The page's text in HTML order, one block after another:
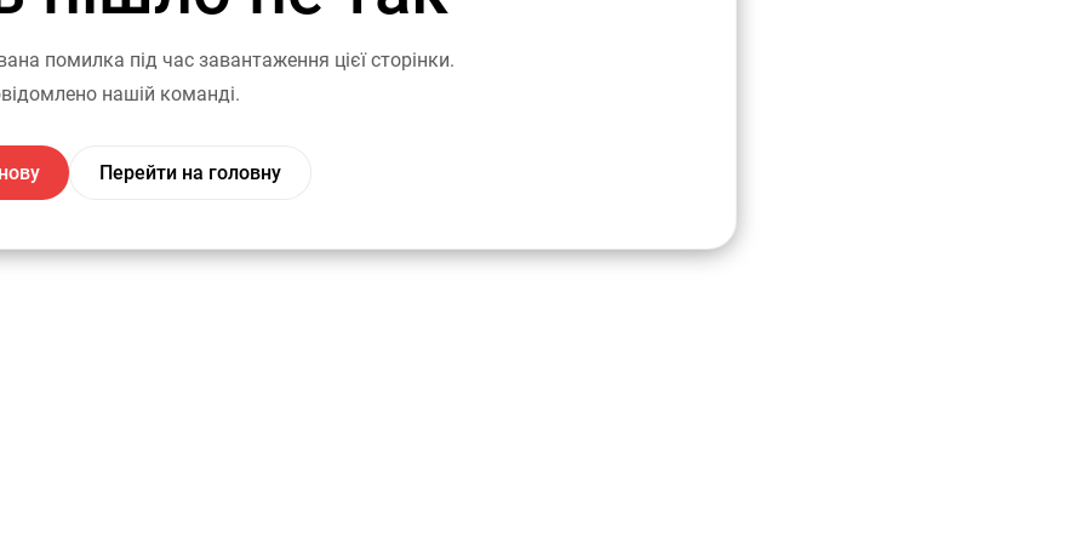
помилка під час завантаження цієї сторінки.
нашій команді.
Перейти на головну